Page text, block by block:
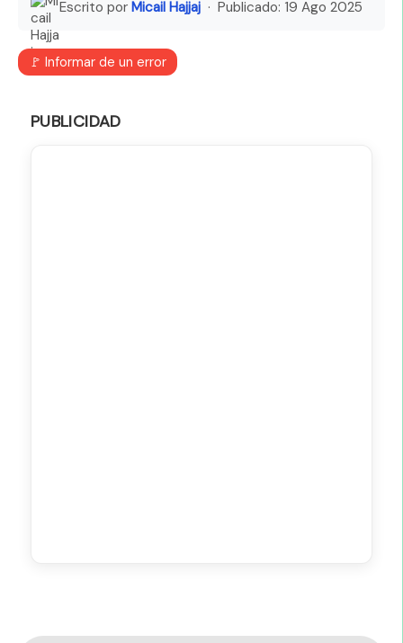
Escrito por Micail Hajjaj · Publicado: 19 Ago 2025
🚩 Informar de un error
PUBLICIDAD